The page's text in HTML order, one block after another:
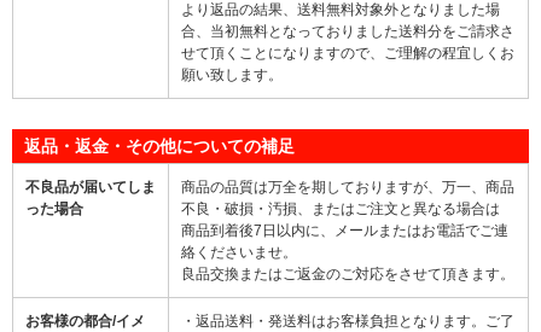
より返品の結果、送料無料対象外となりました場
合、当初無料となっておりました送料分をご請求さ
せて頂くことになりますので、ご理解の程宜しくお
願い致します。
返品・返金・その他についての補足
不良品が届いてしま
った場合
商品の品質は万全を期しておりますが、万一、商品
不良・破損・汚損、またはご注文と異なる場合は
商品到着後7日以内に、メールまたはお電話でご連
絡くださいませ。
良品交換またはご返金のご対応をさせて頂きます。
お客様の都合/イメ
・返品送料・発送料はお客様負担となります。ご了